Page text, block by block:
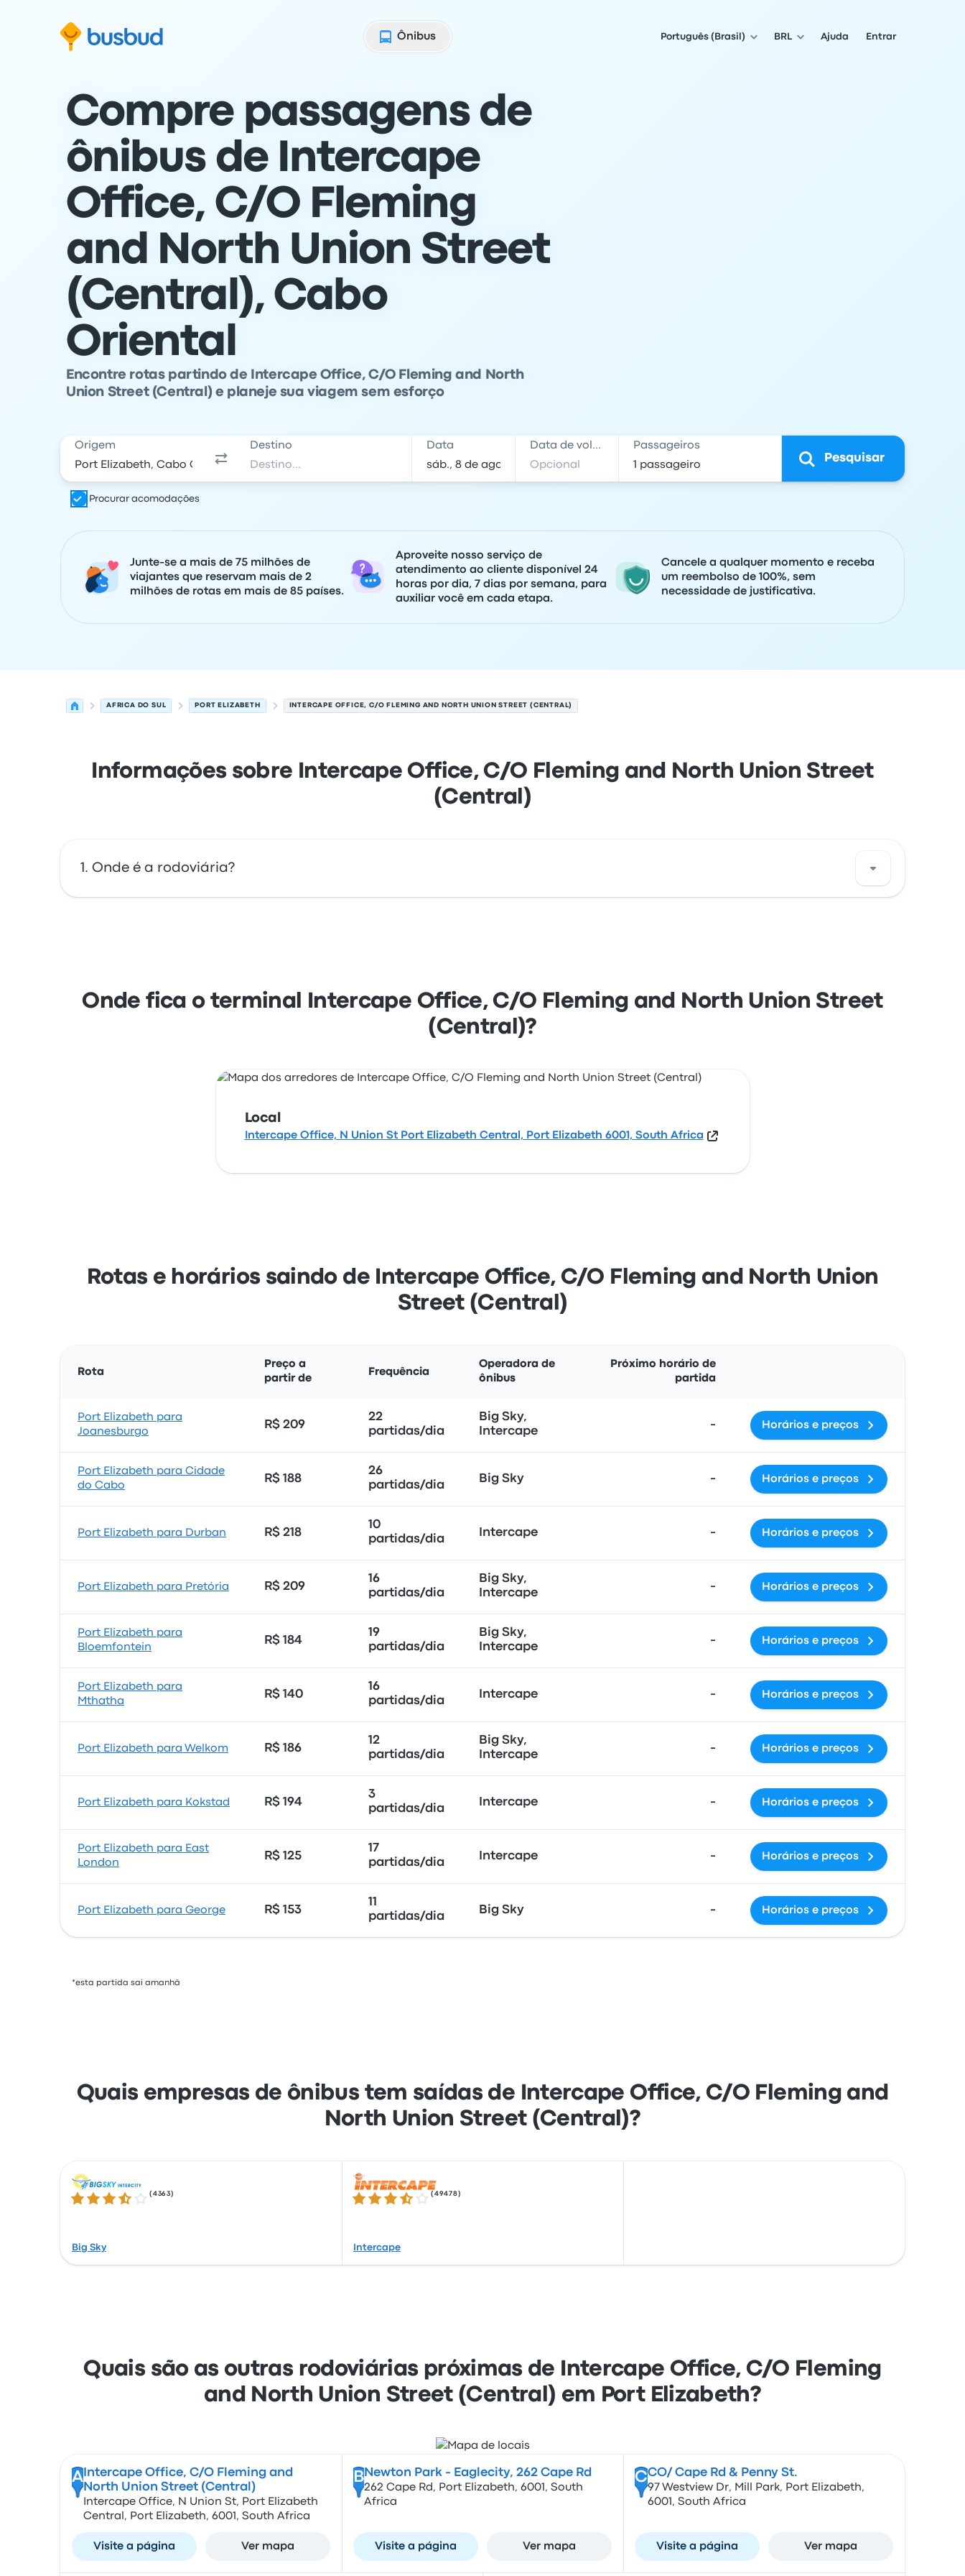
Ônibus
Português (Brasil) BRL Ajuda Entrar
Compre passagens de
ônibus de Intercape
Office, C/O Fleming
and North Union Street
(Central), Cabo
Oriental
Encontre rotas partindo de Intercape Office, C/O Fleming and North
Union Street (Central) e planeje sua viagem sem esforço
Origem Destino Data Data de volta Passageiros
Pesquisar
Procurar acomodações
Junte-se a mais de 75 milhões de
viajantes que reservam mais de 2
milhões de rotas em mais de 85 países.
Aproveite nosso serviço de
atendimento ao cliente disponível 24
horas por dia, 7 dias por semana, para
auxiliar você em cada etapa.
Cancele a qualquer momento e receba
um reembolso de 100%, sem
necessidade de justificativa.
AFRICA DO SUL PORT ELIZABETH INTERCAPE OFFICE, C/O FLEMING AND NORTH UNION STREET (CENTRAL)
Informações sobre Intercape Office, C/O Fleming and North Union Street
(Central)
Onde é a rodoviária?
Onde fica o terminal Intercape Office, C/O Fleming and North Union Street
(Central)?
Local
Intercape Office, N Union St Port Elizabeth Central, Port Elizabeth 6001, South Africa
Rotas e horários saindo de Intercape Office, C/O Fleming and North Union
Street (Central)
Rota
Preço a
partir de
Frequência
Operadora de
ônibus
Próximo horário de
partida
Port Elizabeth para
Joanesburgo
R$ 209
22
partidas/dia
Big Sky,
Intercape
- Horários e preços
Port Elizabeth para Cidade
do Cabo
R$ 188
26
partidas/dia
Big Sky - Horários e preços
Port Elizabeth para Durban R$ 218
10
partidas/dia
Intercape - Horários e preços
Port Elizabeth para Pretória R$ 209
16
partidas/dia
Big Sky,
Intercape
- Horários e preços
Port Elizabeth para
Bloemfontein
R$ 184
19
partidas/dia
Big Sky,
Intercape
- Horários e preços
Port Elizabeth para
Mthatha
R$ 140
16
partidas/dia
Intercape - Horários e preços
Port Elizabeth para Welkom R$ 186
12
partidas/dia
Big Sky,
Intercape
- Horários e preços
Port Elizabeth para Kokstad R$ 194
3
partidas/dia
Intercape - Horários e preços
Port Elizabeth para East
London
R$ 125
17
partidas/dia
Intercape - Horários e preços
Port Elizabeth para George R$ 153
11
partidas/dia
Big Sky - Horários e preços
*esta partida sai amanhã
Quais empresas de ônibus tem saídas de Intercape Office, C/O Fleming and
North Union Street (Central)?
3.5 de 5 estrelas
( 4363)
Big Sky
3.5 de 5 estrelas
( 49478 )
Intercape
Quais são as outras rodoviárias próximas de Intercape Office, C/O Fleming
and North Union Street (Central) em Port Elizabeth?
A Intercape Office, C/O Fleming and
North Union Street (Central)
Intercape Office, N Union St, Port Elizabeth
Central, Port Elizabeth, 6001, South Africa
Visite a página Ver mapa
B Newton Park - Eaglecity, 262 Cape Rd
262 Cape Rd, Port Elizabeth, 6001, South
Africa
Visite a página Ver mapa
CCO/ Cape Rd & Penny St.
97 Westview Dr, Mill Park, Port Elizabeth,
6001, South Africa
Visite a página Ver mapa